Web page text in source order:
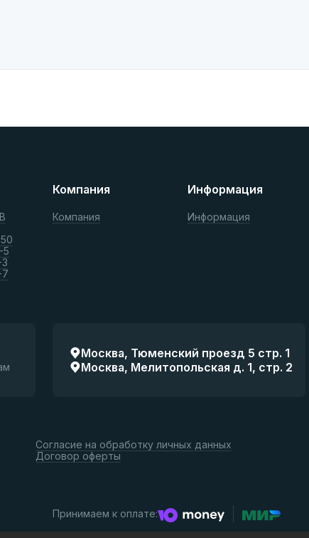
5
Компания
Компания
Информация
Информация
Москва, Тюменский проезд 5 стр. 1
Москва, Мелитопольская д. 1, стр. 2
Согласие на обработку личных данных
Договор оферты
Принимаем к оплате: